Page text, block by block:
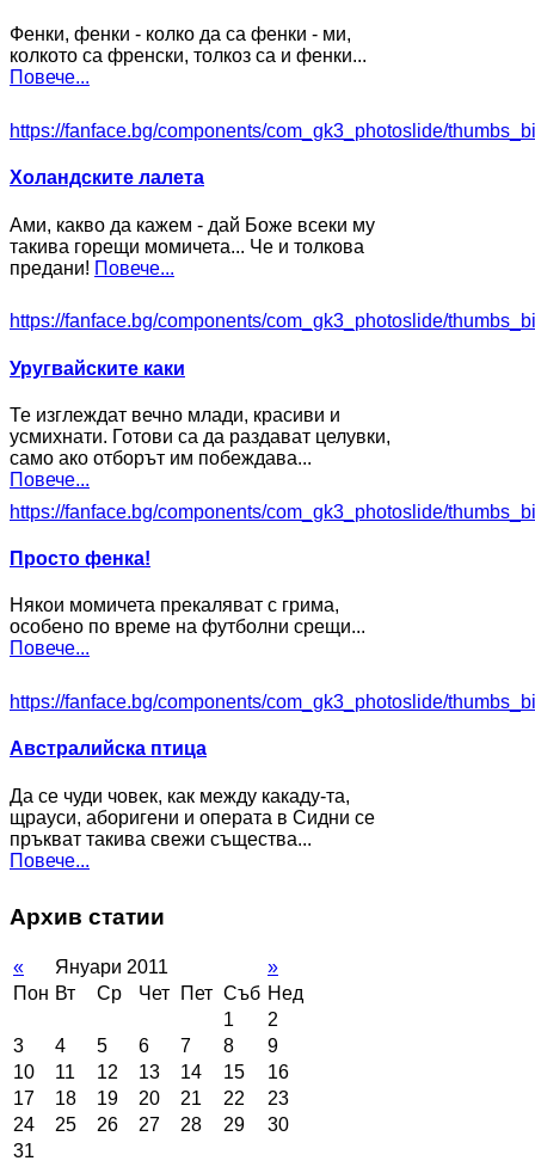
Фенки, фенки - колко да са фенки - ми,
колкото са френски, толкоз са и фенки...
Повече...
https://fanface.bg/components/com_gk3_photoslide/
Холандските лалета
Ами, какво да кажем - дай Боже всеки му
такива горещи момичета... Че и толкова
предани! Повече...
https://fanface.bg/components/com_gk3_photoslide/
Уругвайските каки
Те изглеждат вечно млади, красиви и
усмихнати. Готови са да раздават целувки,
само ако отборът им побеждава...
Повече...
https://fanface.bg/components/com_gk3_photoslide/
Просто фенка!
Някои момичета прекаляват с грима,
особено по време на футболни срещи...
Повече...
https://fanface.bg/components/com_gk3_photoslide/
Австралийска птица
Да се чуди човек, как между какаду-та,
щрауси, аборигени и операта в Сидни се
пръкват такива свежи същества...
Повече...
Архив статии
« Януари 2011
»
Пон Вт Ср Чет Пет Съб Нед
1
2
3
4 5 6 7 8
9
10
11 12 13 14 15
16
17
18 19 20 21 22
23
24
25 26 27 28 29
30
31